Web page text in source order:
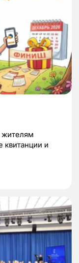
жителям
квитанции и